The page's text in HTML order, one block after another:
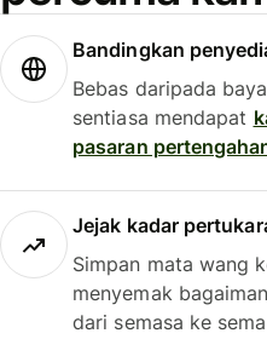
Bandingkan
Bebas daripada
sentiasa mendapat
pasaran
Jejak kadar
Simpan mata wang
menyemak
dari semasa ke